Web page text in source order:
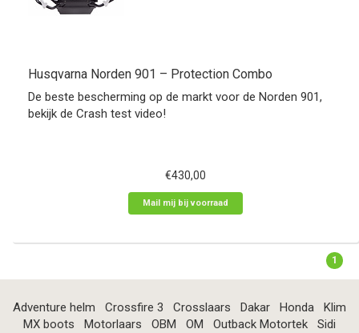
Husqvarna Norden 901 – Protection Combo
De beste bescherming op de markt voor de Norden 901,
bekijk de Crash test video!
€430,00
Mail mij bij voorraad
1
Adventure helm Crossfire 3 Crosslaars Dakar Honda
Klim
MX boots
Motorlaars OBM OM Outback Motortek
Sidi